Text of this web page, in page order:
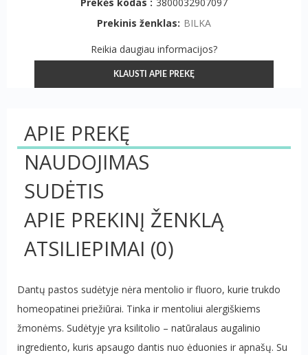
Prekinis ženklas: BILKA
Reikia daugiau informacijos?
KLAUSTI APIE PREKĘ
APIE PREKĘ
NAUDOJIMAS
SUDĖTIS
APIE PREKINĮ ŽENKLĄ
ATSILIEPIMAI (0)
Dantų pastos sudėtyje nėra mentolio ir fluoro, kurie trukdo
homeopatinei priežiūrai. Tinka ir mentoliui alergiškiems
žmonėms. Sudėtyje yra ksilitolio – natūralaus augalinio
ingrediento, kuris apsaugo dantis nuo ėduonies ir apnašų. Su